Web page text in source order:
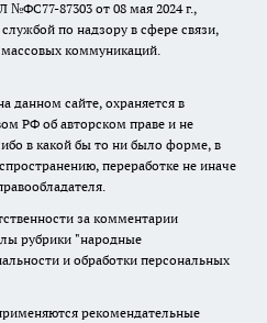
87303 от 08 мая 2024 г.,
по надзору в сфере связи,
коммуникаций.
данном сайте, охраняется в
РФ об авторском праве и не
в какой бы то ни было форме, в
переработке не иначе
за комментарии
рубрики "народные
и обработки персональных
рекомендательные